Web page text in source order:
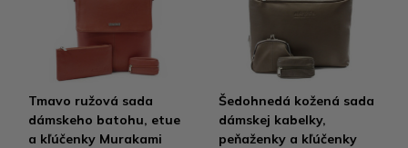
Tmavo ružová sada
dámskeho batohu, etue
a kľúčenky Murakami
Šedohnedá kožená sada
dámskej kabelky,
peňaženky a kľúčenky